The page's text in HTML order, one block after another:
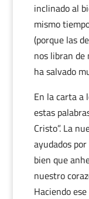
inclinado al
mismo
(porque las
nos libran de
ha salvado
En la carta a
estas
Cristo”. La
ayudados
bien que
nuestro
Haciendo